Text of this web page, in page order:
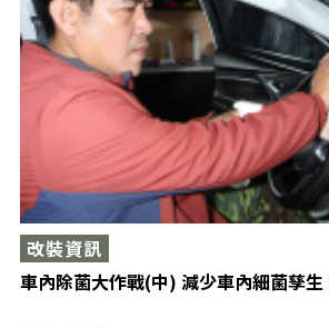
車內除菌大作戰(中) 減少車內細菌孳生
改裝資訊